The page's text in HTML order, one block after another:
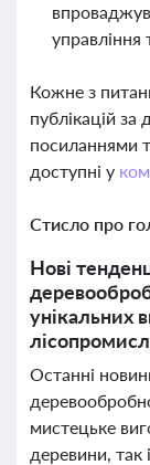
управління
Кожне з
публікацій
посиланнями
доступні у
Стисло про
Нові
унікальних
Останні
мистецьке
деревини, так